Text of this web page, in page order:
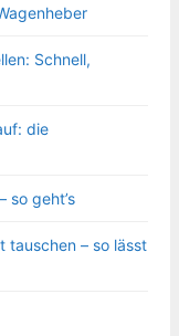
Schnell,
die
so geht’s
tauschen – so lässt